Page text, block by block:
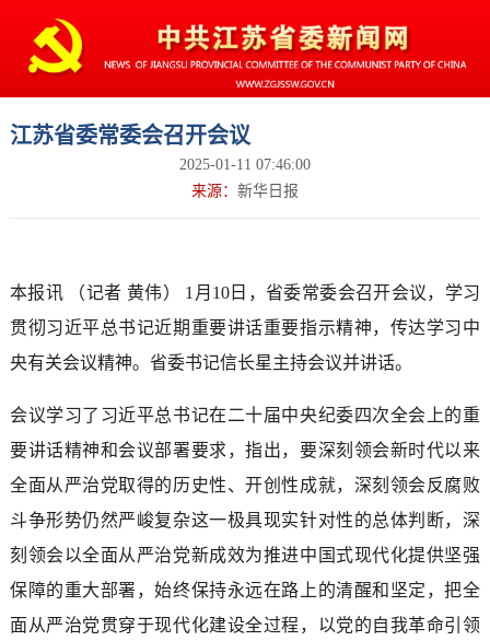
江苏省委常委会召开会议
2025-01-11 07:46:00
来源： 新华日报
本报讯 （记者 黄伟） 1月10日，省委常委会召开会议，学习
贯彻习近平总书记近期重要讲话重要指示精神，传达学习中
央有关会议精神。省委书记信长星主持会议并讲话。
会议学习了习近平总书记在二十届中央纪委四次全会上的重
要讲话精神和会议部署要求，指出，要深刻领会新时代以来
全面从严治党取得的历史性、开创性成就，深刻领会反腐败
斗争形势仍然严峻复杂这一极具现实针对性的总体判断，深
刻领会以全面从严治党新成效为推进中国式现代化提供坚强
保障的重大部署，始终保持永远在路上的清醒和坚定，把全
面从严治党贯穿于现代化建设全过程，以党的自我革命引领